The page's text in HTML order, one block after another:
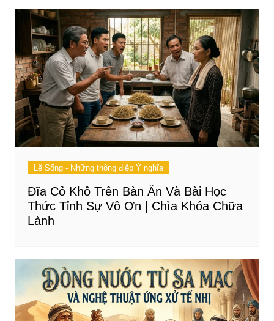
Lẽ Sống - Những thông điệp Ý nghĩa
Đĩa Cỏ Khô Trên Bàn Ăn Và Bài Học
Thức Tỉnh Sự Vô Ơn | Chìa Khóa Chữa
Lành